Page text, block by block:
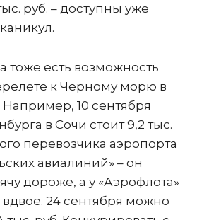
руб. – доступны уже
тоже есть возможность
к Черному морю в
10 сентября
в Сочи стоит 9,2 тыс.
перевозчика аэропорта
авиалиний» – он
дороже, а у «Аэрофлота»
24 сентября можно